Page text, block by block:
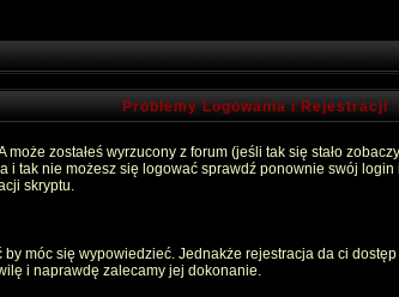
Problemy Logowania i Rejestracji
zostałeś wyrzucony z forum (jeśli tak się stało
tak nie możesz się logować sprawdź ponownie swój
skryptu.
móc się wypowiedzieć. Jednakże rejestracja da ci
i naprawdę zalecamy jej dokonanie.